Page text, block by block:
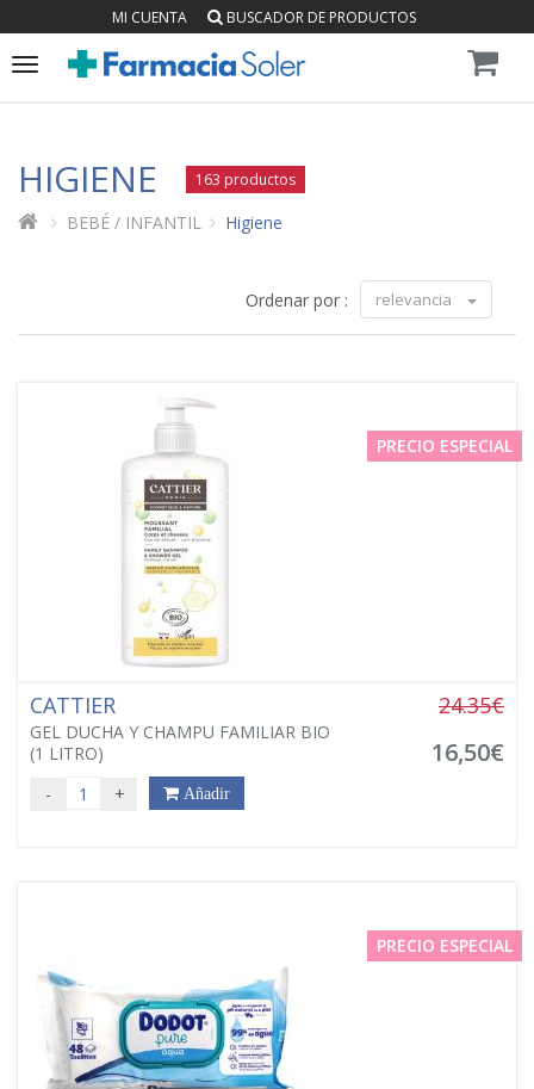
MI CUENTA BUSCADOR DE PRODUCTOS
Toggle
HIGIENE 163 productos
BEBÉ / INFANTIL Higiene
Ordenar por : relevancia
PRECIO ESPECIAL
CATTIER
GEL DUCHA Y CHAMPU FAMILIAR BIO
(1 LITRO)
24.35€
16,50€
- + Añadir
PRECIO ESPECIAL